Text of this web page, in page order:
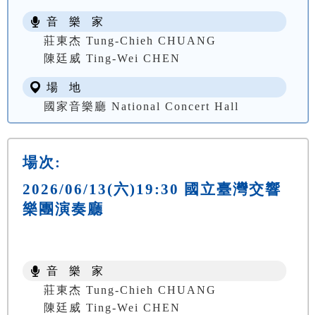
音 樂 家
莊東杰 Tung-Chieh CHUANG
陳廷威 Ting-Wei CHEN
場 地
國家音樂廳 National Concert Hall
場次:
2026/06/13(六)19:30 國立臺灣交響
樂團演奏廳
音 樂 家
莊東杰 Tung-Chieh CHUANG
陳廷威 Ting-Wei CHEN